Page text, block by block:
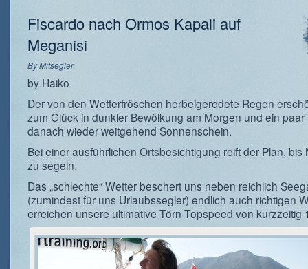
Fiscardo nach Ormos Kapali auf
Meganisi
ByMitsegler
by Haiko
Der von den Wetterfröschen herbeigeredete Regen
zum Glück in dunkler Bewölkung am Morgen und ein paar
danach wieder weitgehend Sonnenschein.
Bei einer ausführlichen Ortsbesichtigung reift der Plan, bis
zu segeln.
Das „schlechte“ Wetter beschert uns neben reichlich
(zumindest für uns Urlaubssegler) endlich auch richtigen
erreichen unsere ultimative Törn-Topspeed von kurzzeitig